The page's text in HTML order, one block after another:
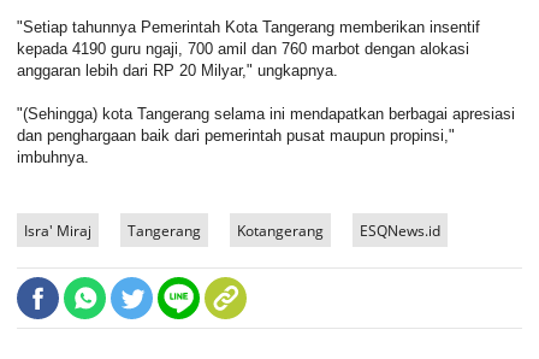
"Setiap tahunnya Pemerintah Kota Tangerang memberikan insentif
kepada 4190 guru ngaji, 700 amil dan 760 marbot dengan alokasi
anggaran lebih dari RP 20 Milyar," ungkapnya.
"(Sehingga) kota Tangerang selama ini mendapatkan berbagai apresiasi
dan penghargaan baik dari pemerintah pusat maupun propinsi,"
imbuhnya.
Isra' Miraj Tangerang Kotangerang ESQNews.id